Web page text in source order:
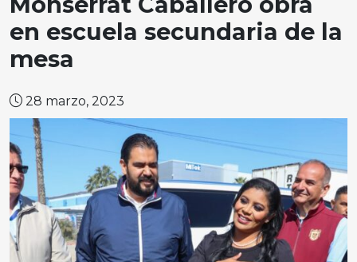
en escuela secundaria de la
mesa
28 marzo, 2023